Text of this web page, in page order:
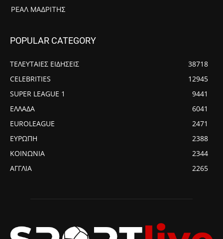
ΡΕΆΛ ΜΑΔΡΊΤΗΣ
POPULAR CATEGORY
ΤΕΛΕΥΤΑΙΕΣ ΕΙΔΗΣΕΙΣ
38718
CELEBRITIES
12945
SUPER LEAGUE 1
9441
ΕΛΛΑΔΑ
6041
EUROLEAGUE
2471
ΕΥΡΩΠΗ
2388
ΚΟΙΝΩΝΙΑ
2344
ΑΓΓΛΙΑ
2265